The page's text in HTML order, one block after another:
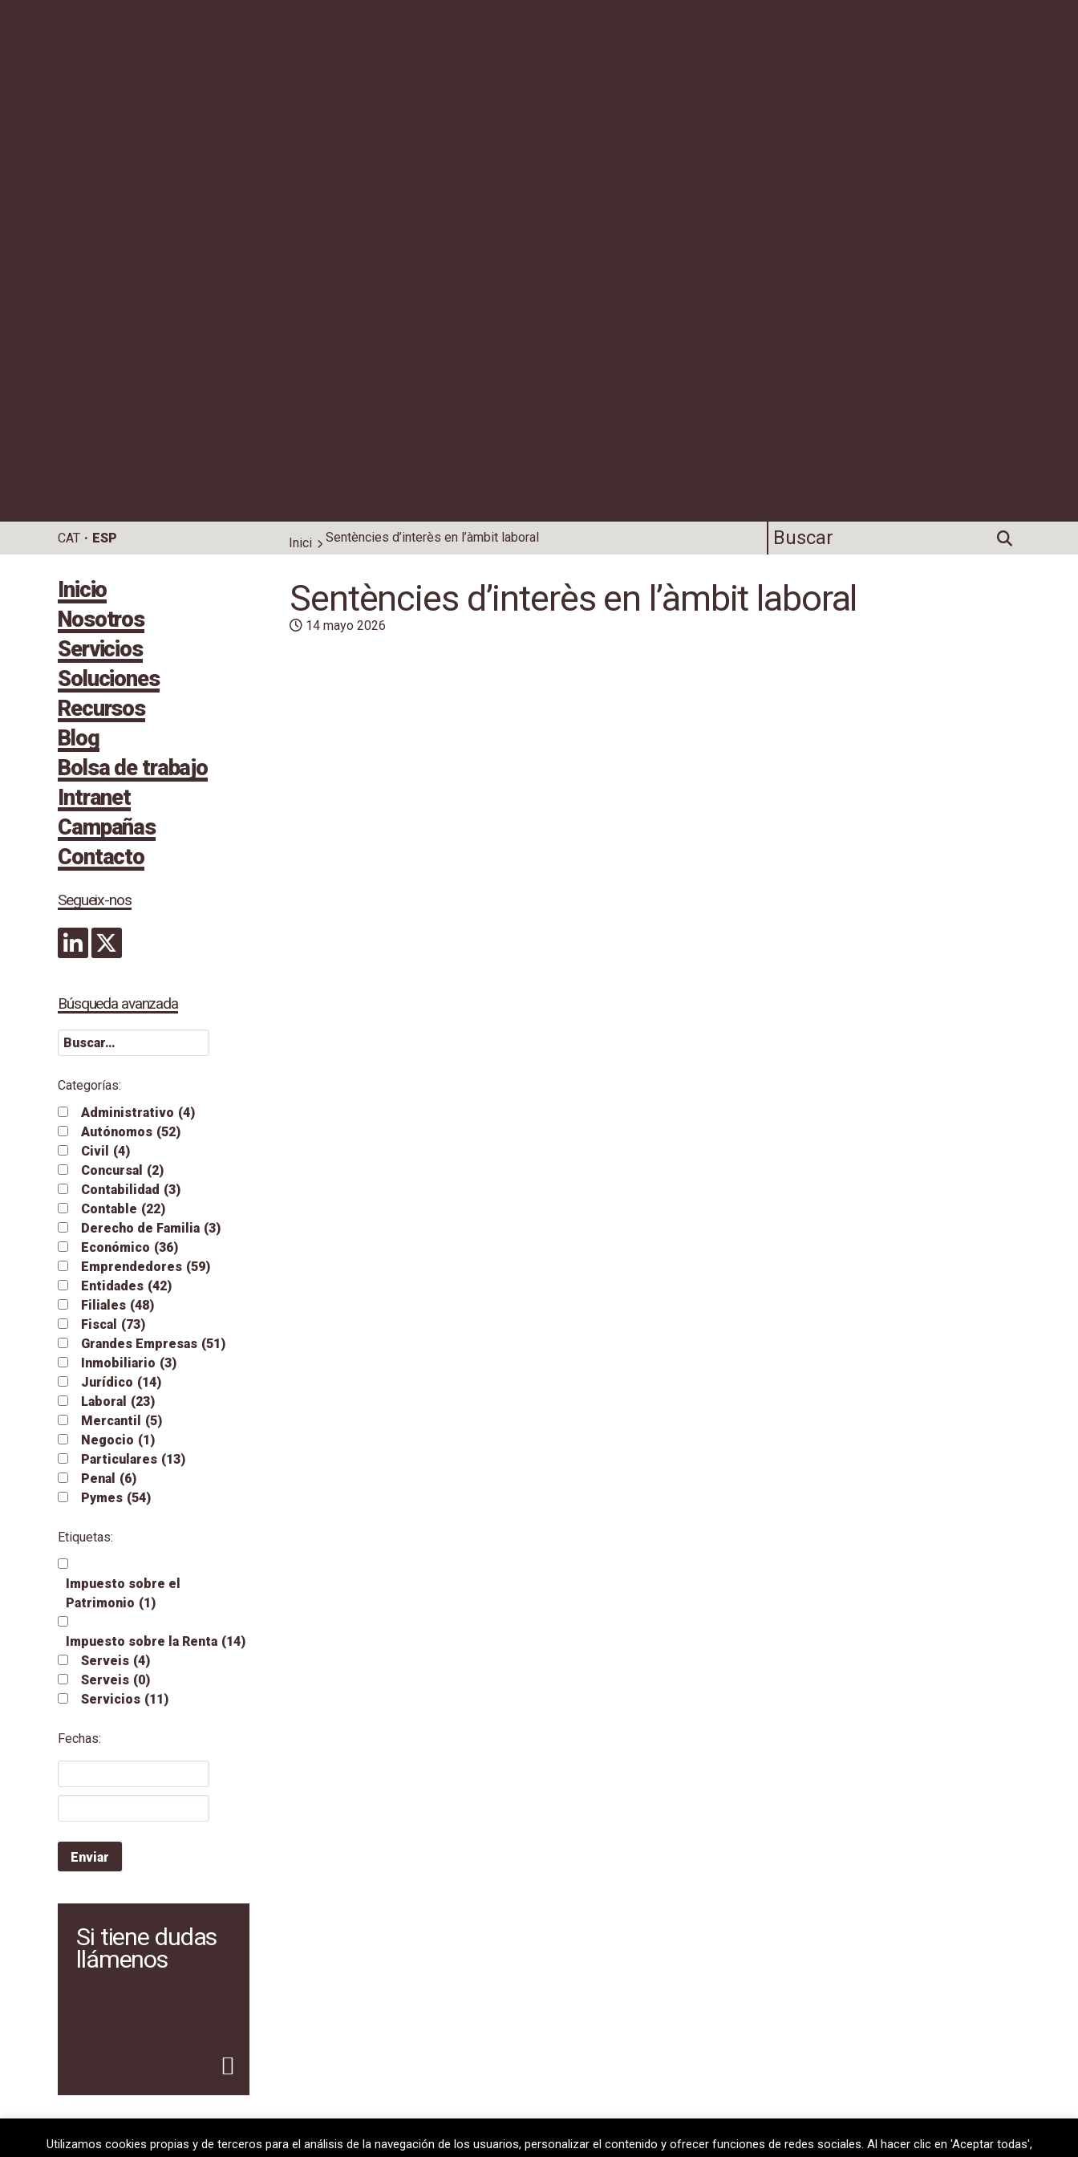
CAT ESP Inici Sentències d’interès en l’àmbit laboral
Inicio
Nosotros
Servicios
Soluciones
Recursos
Blog
Bolsa de trabajo
Intranet
Campañas
Contacto
Segueix-nos
Búsqueda avanzada
Categorías:
Administrativo (4)
Autónomos (52)
Civil
(4)
Concursal (2)
Contabilidad (3)
Contable (22)
Derecho de Familia (3)
Económico (36)
Emprendedores (59)
Entidades (42)
Filiales (48)
Fiscal (73)
Grandes Empresas (51)
Inmobiliario (3)
Jurídico (14)
Laboral (23)
Mercantil
(5)
Negocio (1)
Particulares (13)
Penal (6)
Pymes (54)
Etiquetas:
Impuesto sobre el
Patrimonio (1)
Impuesto sobre la Renta (14)
Serveis (4)
Serveis (0)
Servicios (11)
Fechas:
Si tiene dudas
llámenos
Sentències d’interès en l’àmbit laboral
14 mayo 2026
08720 Vilafranca del Penedès · General Prim 5, 2n · Barcelona T+34 938 170 417 ·F+34 938 170 301 contem@contem.es
Utilizamos cookies propias y de terceros para el análisis de la navegación de los usuarios, personalizar el contenido y ofrecer funciones de redes sociales. Al hacer clic en 'Aceptar todas',